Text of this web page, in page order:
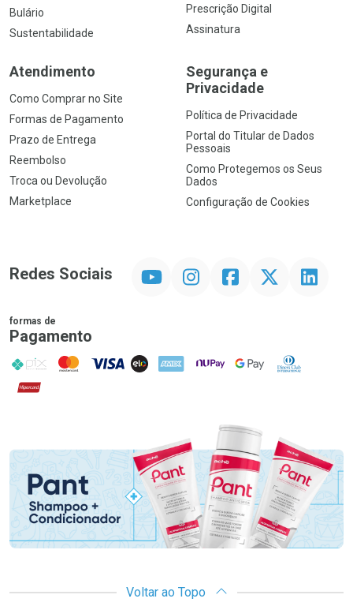
Bulário
Sustentabilidade
Prescrição Digital
Assinatura
Atendimento
Como Comprar no Site
Formas de Pagamento
Prazo de Entrega
Reembolso
Troca ou Devolução
Marketplace
Segurança e
Privacidade
Política de Privacidade
Portal do Titular de Dados
Pessoais
Como Protegemos os Seus
Dados
Configuração de Cookies
Redes Sociais InstagramFacebookTwitter Linkedin
formas de
Pagamento
PIX MasterCard
VISA ELO AMEX NuPay Google PayDiners Club
Hipercard
Promoção em Destaque
Voltar ao Topo